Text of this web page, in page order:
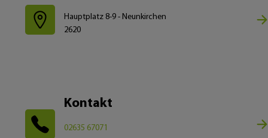
Hauptplatz 8-9 - Neunkirchen
2620
Kontakt
02635 67071